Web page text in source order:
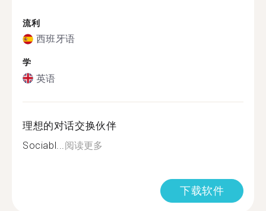
流利
西班牙语
学
英语
理想的对话交换伙伴
Sociabl... 阅读更多
下载软件